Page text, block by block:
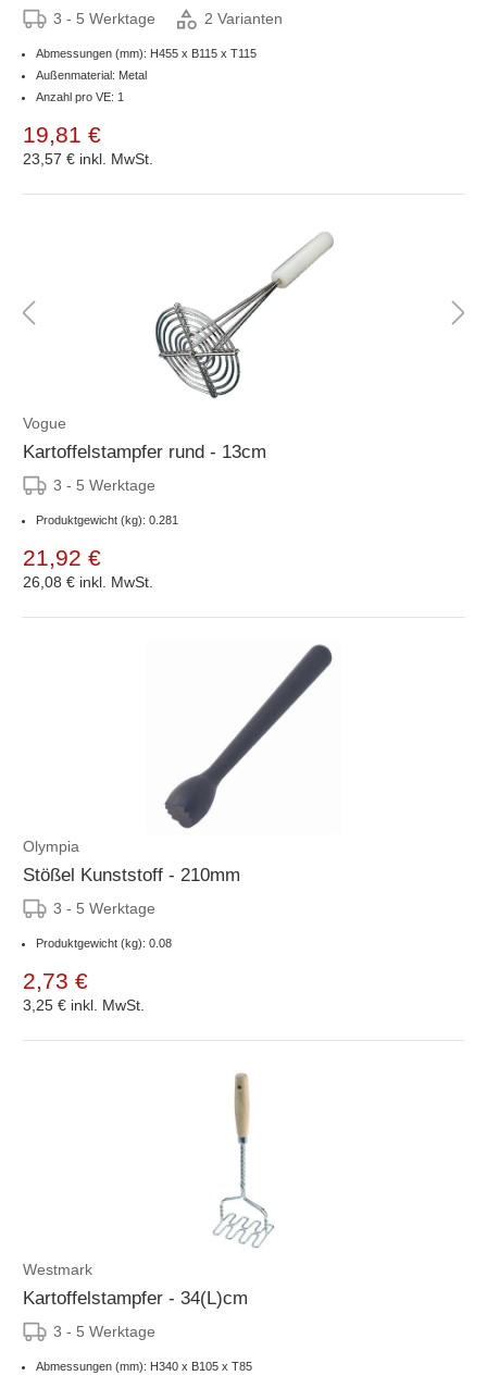
3 - 5 Werktage 2 Varianten
Abmessungen (mm): H455 x B115 x T115
Außenmaterial: Metal
Anzahl pro VE: 1
19,81 €
23,57 € inkl. MwSt.
Vogue
Kartoffelstampfer rund - 13cm
3 - 5 Werktage
Produktgewicht (kg): 0.281
21,92 €
26,08 € inkl. MwSt.
Olympia
Stößel Kunststoff - 210mm
3 - 5 Werktage
Produktgewicht (kg): 0.08
2,73 €
3,25 € inkl. MwSt.
Westmark
Kartoffelstampfer - 34(L)cm
3 - 5 Werktage
Abmessungen (mm): H340 x B105 x T85